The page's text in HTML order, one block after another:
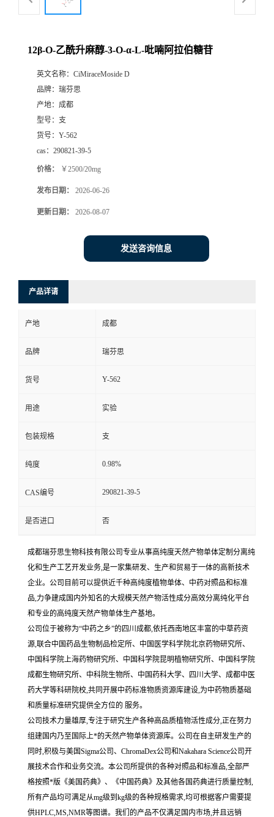
式
12β-O-乙酰升麻醇-3-O-α-L-吡喃阿拉伯糖苷
英文名称： CiMiraceMoside D
品牌： 瑞芬思
产地： 成都
型号： 支
货号： Y-562
cas： 290821-39-5
价格： ￥2500/20mg
发布日期： 2026-06-26
更新日期： 2026-08-07
发送咨询信息
产品详请
产地 成都
品牌 瑞芬思
货号 Y-562
用途 实验
包装规格 支
纯度 0.98%
CAS编号 290821-39-5
是否进口 否
成都瑞芬思生物科技有限公司专业从事高纯度天然产物单体定制分离纯
化和生产工艺开发业务,是一家集研发、生产和贸易于一体的高新技术
企业。公司目前可以提供近千种高纯度植物单体、中药对照品和标准
品,力争建成国内外知名的大规模天然产物活性成分高效分离纯化平台
和专业的高纯度天然产物单体生产基地。
公司位于被称为“中药之乡”的四川成都,依托西南地区丰富的中草药资
源,联合中国药品生物制品检定所、中国医学科学院北京药物研究所、
中国科学院上海药物研究所、中国科学院昆明植物研究所、中国科学院
成都生物研究所、中科院生物所、中国药科大学、四川大学、成都中医
药大学等科研院校,共同开展中药标准物质资源库建设,为中药物质基础
和质量标准研究提供全方位的 服务。
公司技术力量雄厚,专注于研究生产各种高品质植物活性成分,正在努力
组建国内乃至国际上*的天然产物单体资源库。公司在自主研发生产的
同时,积极与美国Sigma公司、ChromaDex公司和Nakahara Science公司开
展技术合作和业务交流。本公司所提供的各种对照品和标准品,全部严
格按照*版《美国药典》、《中国药典》及其他各国药典进行质量控制,
所有产品均可满足从mg级到kg级的各种规格需求,均可根据客户需要提
供HPLC,MS,NMR等图谱。我们的产品不仅满足国内市场,并且远销